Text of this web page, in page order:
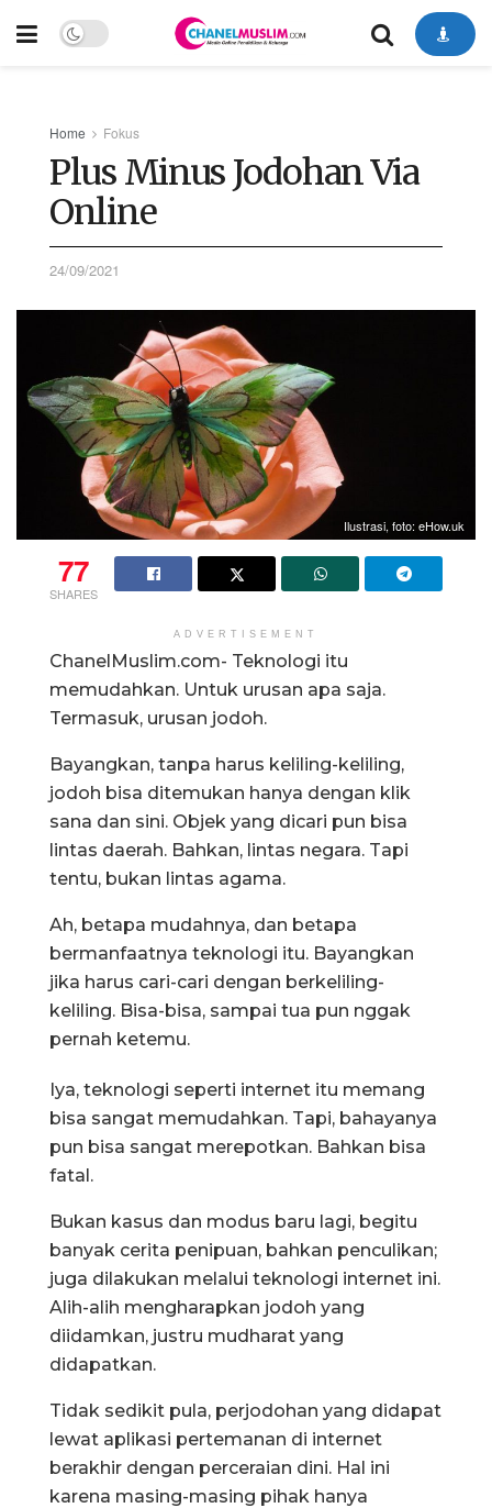
Home Fokus
Plus Minus Jodohan Via
Online
24/09/2021
Ilustrasi, foto: eHow.uk
77
SHARES
ADVERTISEMENT
ChanelMuslim.com- Teknologi itu
memudahkan. Untuk urusan apa saja.
Termasuk, urusan jodoh.
Bayangkan, tanpa harus keliling-keliling,
jodoh bisa ditemukan hanya dengan klik
sana dan sini. Objek yang dicari pun bisa
lintas daerah. Bahkan, lintas negara. Tapi
tentu, bukan lintas agama.
Ah, betapa mudahnya, dan betapa
bermanfaatnya teknologi itu. Bayangkan
jika harus cari-cari dengan berkeliling-
keliling. Bisa-bisa, sampai tua pun nggak
pernah ketemu.
Iya, teknologi seperti internet itu memang
bisa sangat memudahkan. Tapi, bahayanya
pun bisa sangat merepotkan. Bahkan bisa
fatal.
Bukan kasus dan modus baru lagi, begitu
banyak cerita penipuan, bahkan penculikan;
juga dilakukan melalui teknologi internet ini.
Alih-alih mengharapkan jodoh yang
diidamkan, justru mudharat yang
didapatkan.
Tidak sedikit pula, perjodohan yang didapat
lewat aplikasi pertemanan di internet
berakhir dengan perceraian dini. Hal ini
karena masing-masing pihak hanya